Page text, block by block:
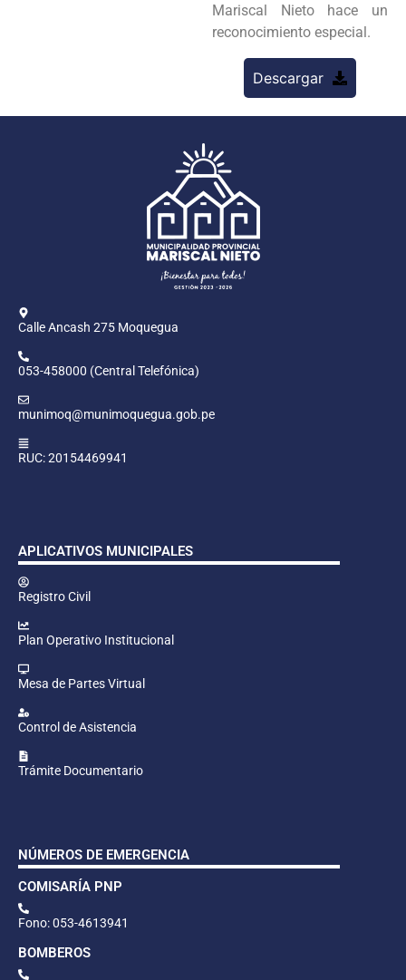
Mariscal Nieto hace un
reconocimiento especial.
Descargar
Calle Ancash 275 Moquegua
053-458000 (Central Telefónica)
munimoq@munimoquegua.gob.pe
RUC: 20154469941
APLICATIVOS MUNICIPALES
Registro Civil
Plan Operativo Institucional
Mesa de Partes Virtual
Control de Asistencia
Trámite Documentario
NÚMEROS DE EMERGENCIA
COMISARÍA PNP
Fono: 053-4613941
BOMBEROS